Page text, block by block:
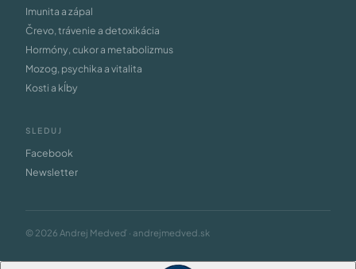
Imunita a zápal
Črevo, trávenie a detoxikácia
Hormóny, cukor a metabolizmus
Mozog, psychika a vitalita
Kosti a kĺby
SLEDUJ
Facebook
Newsletter
© 2026 Andrej Medveď · andrejmedved.sk